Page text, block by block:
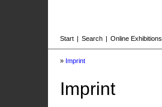
Start | Search | Online Exhibitions
» Imprint
Imprint